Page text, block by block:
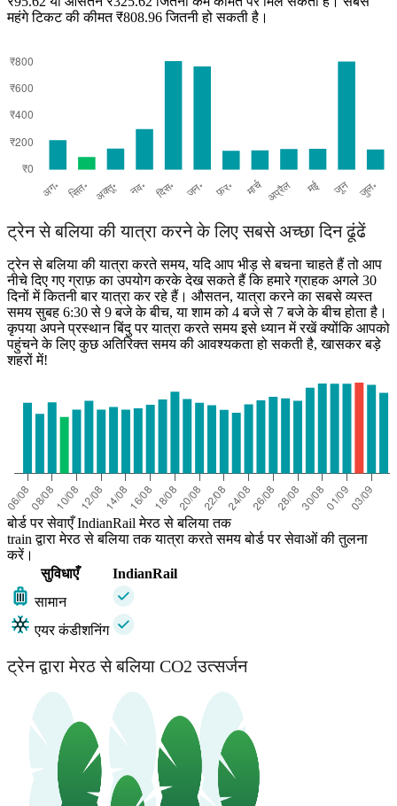
महंगे टिकट की कीमत ₹808.96 जितनी हो सकती है।
ट्रेन से बलिया की यात्रा करने के लिए सबसे अच्छा दिन ढूंढें
ट्रेन से बलिया की यात्रा करते समय, यदि आप भीड़ से बचना चाहते हैं तो आप
नीचे दिए गए ग्राफ़ का उपयोग करके देख सकते हैं कि हमारे ग्राहक अगले 30
दिनों में कितनी बार यात्रा कर रहे हैं। औसतन, यात्रा करने का सबसे व्यस्त
समय सुबह 6:30 से 9 बजे के बीच, या शाम को 4 बजे से 7 बजे के बीच होता है।
कृपया अपने प्रस्थान बिंदु पर यात्रा करते समय इसे ध्यान में रखें क्योंकि आपको
पहुंचने के लिए कुछ अतिरिक्त समय की आवश्यकता हो सकती है, खासकर बड़े
शहरों में!
बोर्ड पर सेवाएँ IndianRail मेरठ से बलिया तक
train द्वारा मेरठ से बलिया तक यात्रा करते समय बोर्ड पर सेवाओं की तुलना
करें।
सुविधाएँ
IndianRail
सामान
एयर कंडीशनिंग
ट्रेन द्वारा मेरठ से बलिया CO2 उत्सर्जन